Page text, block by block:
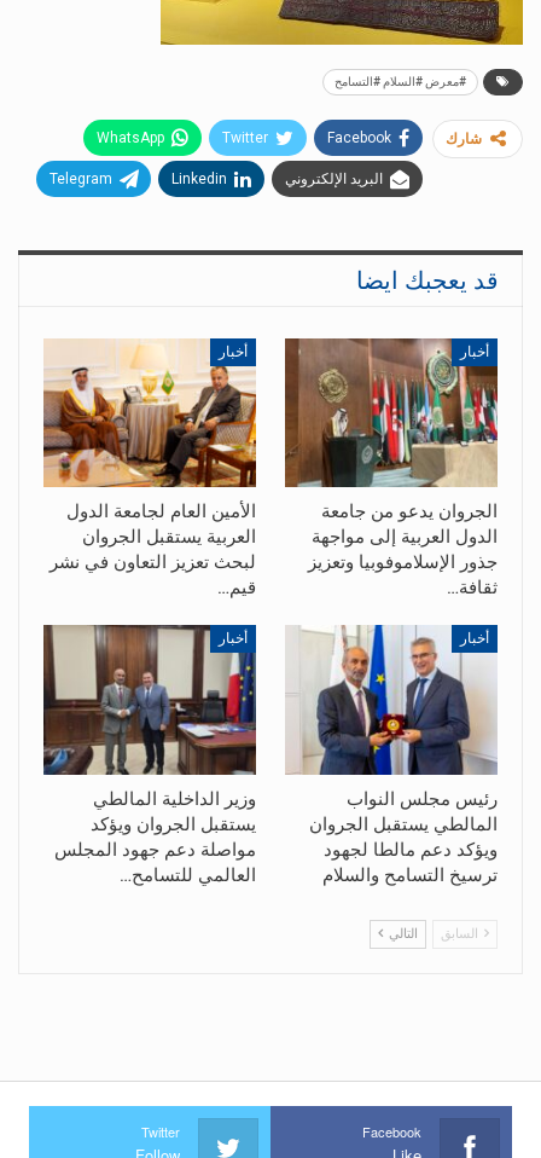
#معرض #السلام #التسامح
شارك Facebook
Twitter
WhatsApp
البريد الإلكتروني Linkedin
Telegram
قد يعجبك ايضا
أخبار
الجروان يدعو من جامعة
الدول العربية إلى مواجهة
جذور الإسلاموفوبيا وتعزيز
ثقافة…
أخبار
الأمين العام لجامعة الدول
العربية يستقبل الجروان
لبحث تعزيز التعاون في نشر
قيم…
أخبار
رئيس مجلس النواب
المالطي يستقبل الجروان
ويؤكد دعم مالطا لجهود
ترسيخ التسامح والسلام
أخبار
وزير الداخلية المالطي
يستقبل الجروان ويؤكد
مواصلة دعم جهود المجلس
العالمي للتسامح…
السابق التالي
Facebook
Twitter